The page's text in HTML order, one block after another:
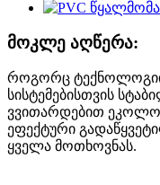
მოკლე აღწერა:
როგორც
სისტემებისთვის
ვვითარდებით
ეფექტური
ყველა მოთხოვნას.